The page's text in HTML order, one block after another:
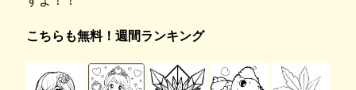
こちらも無料！週間ランキング